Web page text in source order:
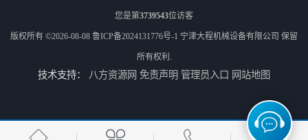
您是第3739543位访客
版权所有 ©2026-08-08 鲁ICP备2024131776号-1 宁津大程机械设备有限公司 保留
所有权利.
技术支持： 八方资源网 免责声明 管理员入口 网站地图